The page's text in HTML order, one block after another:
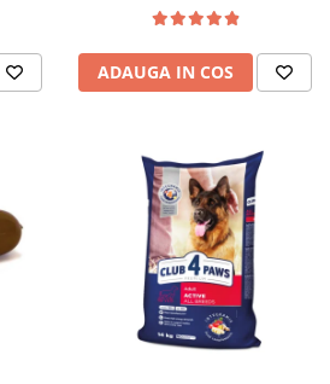
ADAUGA IN COS